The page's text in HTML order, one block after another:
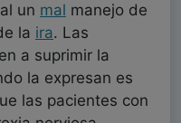
un mal manejo de
la ira. Las
a suprimir la
la expresan es
las pacientes con